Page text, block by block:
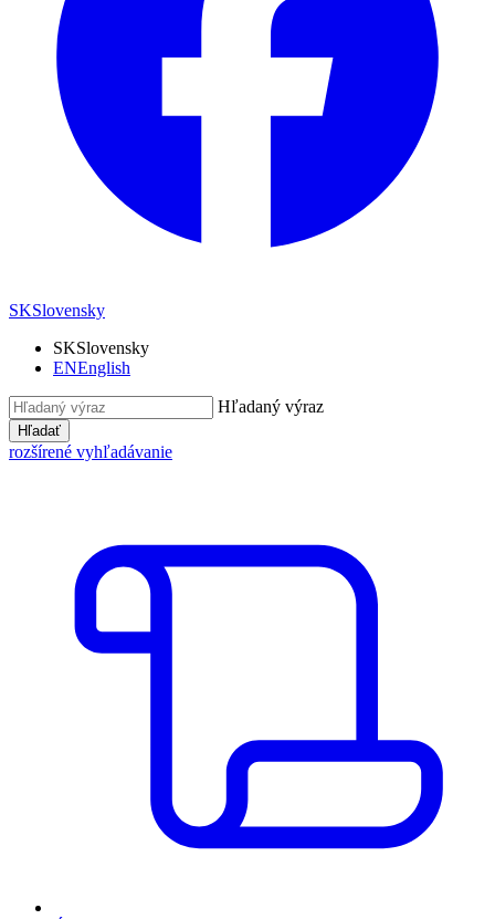
SKSlovensky
SKSlovensky
ENEnglish
Hľadaný výraz
Hľadať
rozšírené vyhľadávanie